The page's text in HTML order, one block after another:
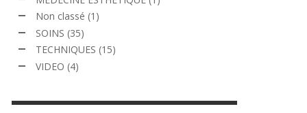
Non classé (1)
SOINS (35)
TECHNIQUES (15)
VIDEO (4)